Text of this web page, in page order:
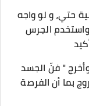
حتي، و لو واجه
الجرس
" فنّ الجسد
بما أن الفرصة